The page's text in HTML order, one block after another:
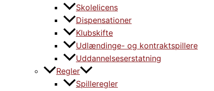
Skolelicens
Dispensationer
Klubskifte
Udlændinge- og kontraktspillere
Uddannelseserstatning
Regler
Spilleregler